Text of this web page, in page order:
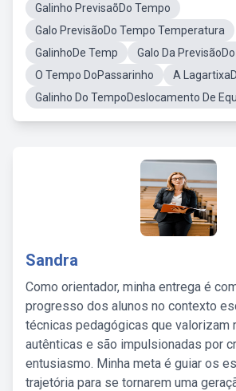
Galinho PrevisaõDo Tempo
Galo PrevisãoDo Tempo Temperatura
GalinhoDe Temp
Galo Da
O Tempo DoPassarinho
A
Galinho Do TempoDeslocamento De
Sandra
Como orientador, minha entrega é
progresso dos alunos no contexto
técnicas pedagógicas que valorizam
autênticas e são impulsionadas por
entusiasmo. Minha meta é guiar os
trajetória para se tornarem uma